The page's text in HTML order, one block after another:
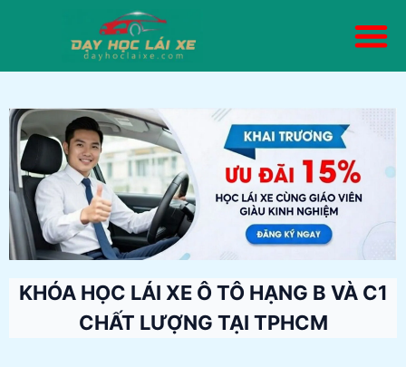
KHÓA HỌC LÁI XE Ô TÔ HẠNG B VÀ C1
CHẤT LƯỢNG TẠI TPHCM